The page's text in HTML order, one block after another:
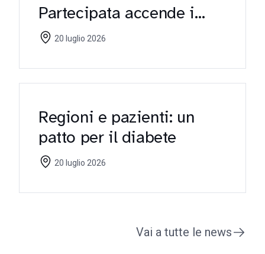
Partecipata accende i
riflettori sulle criticità
20 luglio 2026
Regioni e pazienti: un
patto per il diabete
20 luglio 2026
Vai a tutte le news